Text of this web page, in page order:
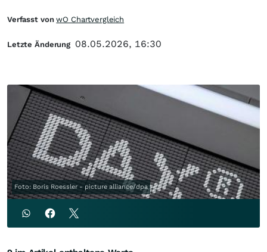
Foto: Boris Roessler - picture alliance/dpa
Verfasst vonwO Chartvergleich
Letzte Änderung 08.05.2026, 16:30